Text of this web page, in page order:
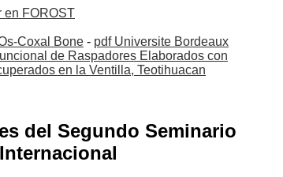
en FOROST
Coxal Bone - pdf Universite Bordeaux
de Raspadores Elaborados con
en la Ventilla, Teotihuacan
del Segundo Seminario
Internacional